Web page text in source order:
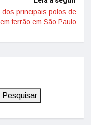
dos principais polos de
ferrão em São Paulo
Pesquisar